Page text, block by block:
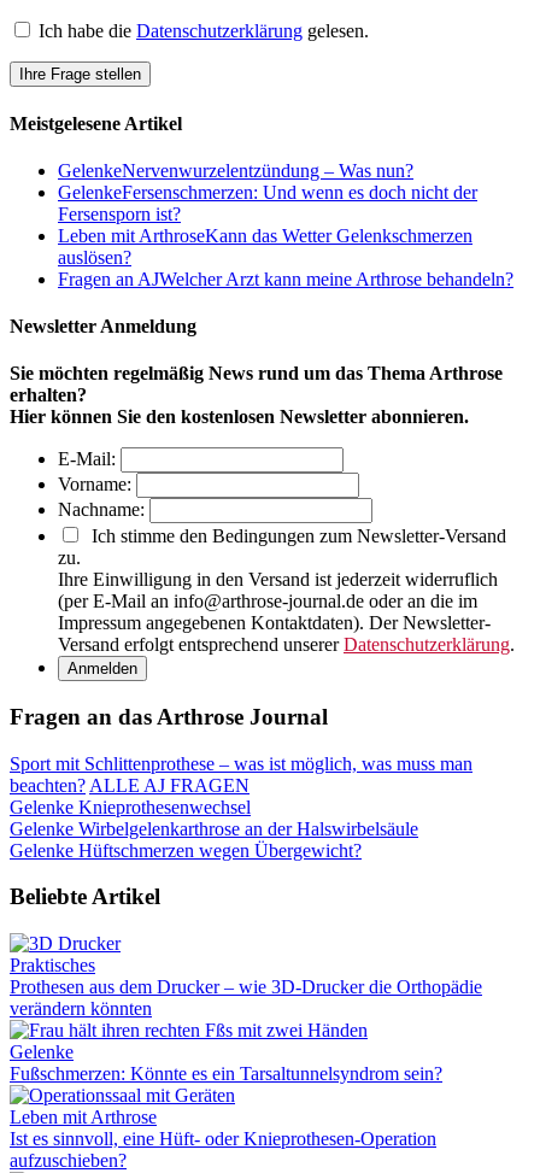
Ich habe die Datenschutzerklärung gelesen.
Meistgelesene Artikel
GelenkeNervenwurzelentzündung – Was nun?
GelenkeFersenschmerzen: Und wenn es doch nicht der
Fersensporn ist?
Leben mit ArthroseKann das Wetter Gelenkschmerzen
auslösen?
Fragen an AJWelcher Arzt kann meine Arthrose behandeln?
Newsletter Anmeldung
Sie möchten regelmäßig News rund um das Thema Arthrose
erhalten?
Hier können Sie den kostenlosen Newsletter abonnieren.
E-Mail:
Vorname:
Nachname:
Ich stimme den Bedingungen zum Newsletter-Versand
zu.
Ihre Einwilligung in den Versand ist jederzeit widerruflich
(per E-Mail an info@arthrose-journal.de oder an die im
Impressum angegebenen Kontaktdaten). Der Newsletter-
Versand erfolgt entsprechend unsererDatenschutzerklärung.
Fragen an das Arthrose Journal
Sport mit Schlittenprothese – was ist möglich, was muss man
beachten? ALLE AJ FRAGEN
Gelenke Knieprothesenwechsel
Gelenke Wirbelgelenkarthrose an der Halswirbelsäule
Gelenke Hüftschmerzen wegen Übergewicht?
Beliebte Artikel
Praktisches
Prothesen aus dem Drucker – wie 3D-Drucker die Orthopädie
verändern könnten
Gelenke
Fußschmerzen: Könnte es ein Tarsaltunnelsyndrom sein?
Leben mit Arthrose
Ist es sinnvoll, eine Hüft- oder Knieprothesen-Operation
aufzuschieben?